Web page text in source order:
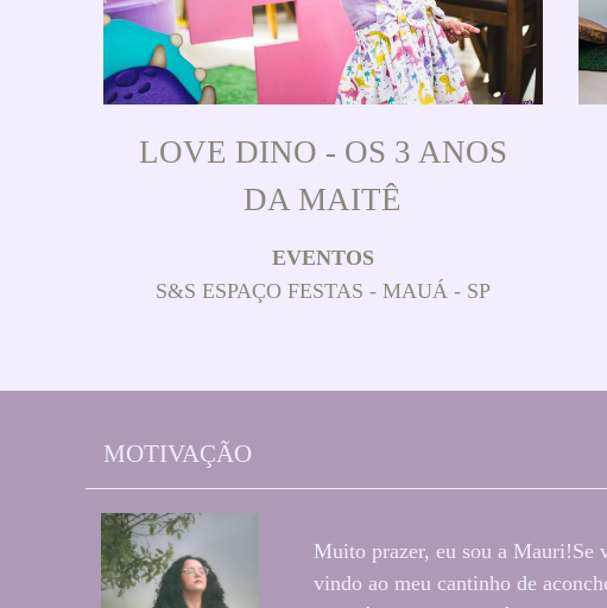
LOVE DINO - OS 3 ANOS
DA MAITÊ
EVENTOS
S&S ESPAÇO FESTAS - MAUÁ - SP
MOTIVAÇÃO
Muito prazer, eu sou a Mauri!Se
vindo ao meu cantinho de